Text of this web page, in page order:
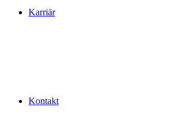
Karriär
Kontakt